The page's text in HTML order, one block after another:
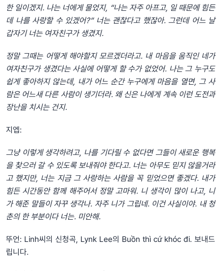
한 일이겠지. 나는 너에게 물었지, “나는 자주 아프고, 일 때문에 힘든
데 나를 사랑할 수 있겠어?” 너는 괜찮다고 했잖아. 그런데 어느 날
갑자기 너는 여자친구가 생겼지.
정말 그때는 어떻게 해야할지 모르겠더라고. 내 마음을 움직인 네가
여자친구가 생겼다는 사실에 어떻게 할 수가 없었어. 나는 그 누구도
쉽게 좋아하지 않는데, 내가 어느 순간 누구에게 마음을 열면, 그 사
람은 어느새 다른 사람이 생기더라. 왜 신은 나에게 계속 이런 도전과
장난을 치시는 건지.
지엡:
그냥 이렇게 생각하려고, 나를 기다릴 수 없다면 그들이 새로운 행복
을 찾으러 갈 수 있도록 보내줘야 한다고. 너는 아무도 믿지 않을거라
고 했지만, 너는 지금 그 사랑하는 사람을 꼭 믿었으면 좋겠다. 내가
힘든 시간동안 함께 해주어서 정말 고마워. 니 생각이 많이 나고, 니
가 해준 말들이 자꾸 생각나. 자주 니가 그립네. 이건 사실이야. 내 청
춘의 한 부분이다 너는. 미안해.
뚜언: Linh씨의 신청곡, Lynk Lee의 Buồn thì cứ khóc đi. 보내드
립니다.